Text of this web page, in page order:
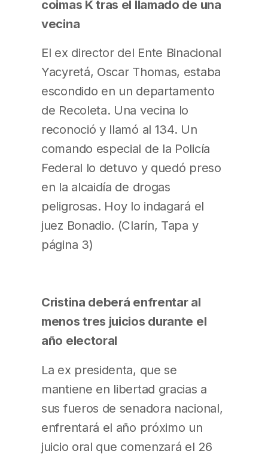
coimas K tras el llamado de una
vecina
El ex director del Ente Binacional
Yacyretá, Oscar Thomas, estaba
escondido en un departamento
de Recoleta. Una vecina lo
reconoció y llamó al 134. Un
comando especial de la Policía
Federal lo detuvo y quedó preso
en la alcaidía de drogas
peligrosas. Hoy lo indagará el
juez Bonadio. (Clarín, Tapa y
página 3)
Cristina deberá enfrentar al
menos tres juicios durante el
año electoral
La ex presidenta, que se
mantiene en libertad gracias a
sus fueros de senadora nacional,
enfrentará el año próximo un
juicio oral que comenzará el 26